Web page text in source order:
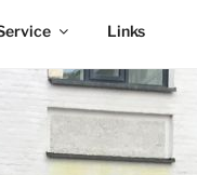
Links